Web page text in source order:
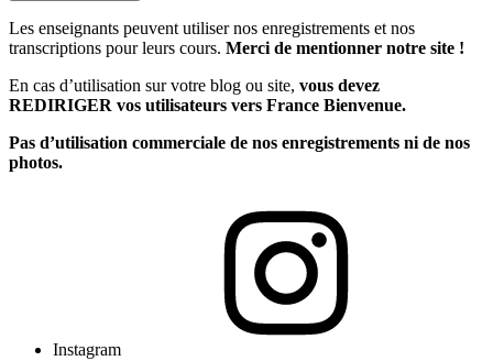
Les enseignants peuvent utiliser nos enregistrements et nos
transcriptions pour leurs cours. Merci de mentionner notre site !
En cas d’utilisation sur votre blog ou site, vous devez
REDIRIGER vos utilisateurs vers France Bienvenue.
Pas d’utilisation commerciale de nos enregistrements ni de nos
photos.
Instagram